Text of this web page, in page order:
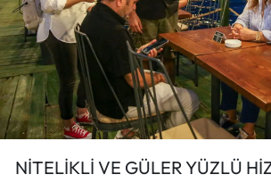
NİTELİKLİ VE GÜLER YÜZLÜ